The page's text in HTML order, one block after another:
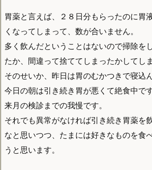
胃薬と言えば、２８日分もらったのに胃
くなってしまって、数が合いません。
多く飲んだということはないので掃除を
たか、間違って捨ててしまったかしてし
そのせいか、昨日は胃のむかつきで寝込
今日の朝は引き続き胃が悪くて絶食中です
来月の検診までの我慢です。
それでも異常がなければ引き続き胃薬を
なと思いつつ、たまには好きなものを食
うと思います。